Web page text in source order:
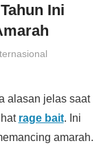
Ini
alasan jelas saat
rage bait. Ini
amarah.